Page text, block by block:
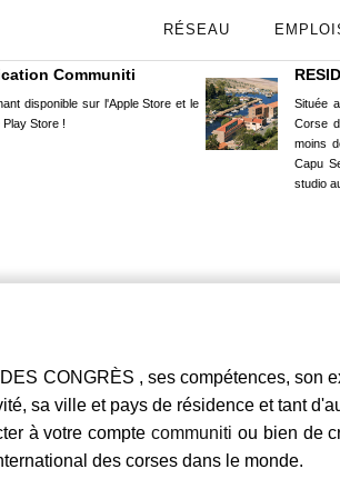
RÉSEAU
Communiti
disponible sur l'Apple Store et le
Play Store !
Située
Corse
moins
Capu
studio
CONGRÈS , ses compétences, son
sa ville et pays de résidence et tant
à votre comptecommuniti ou bien de
des corses dans le monde.